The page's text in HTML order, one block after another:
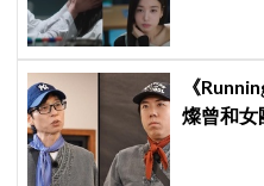
《
燦曾和女